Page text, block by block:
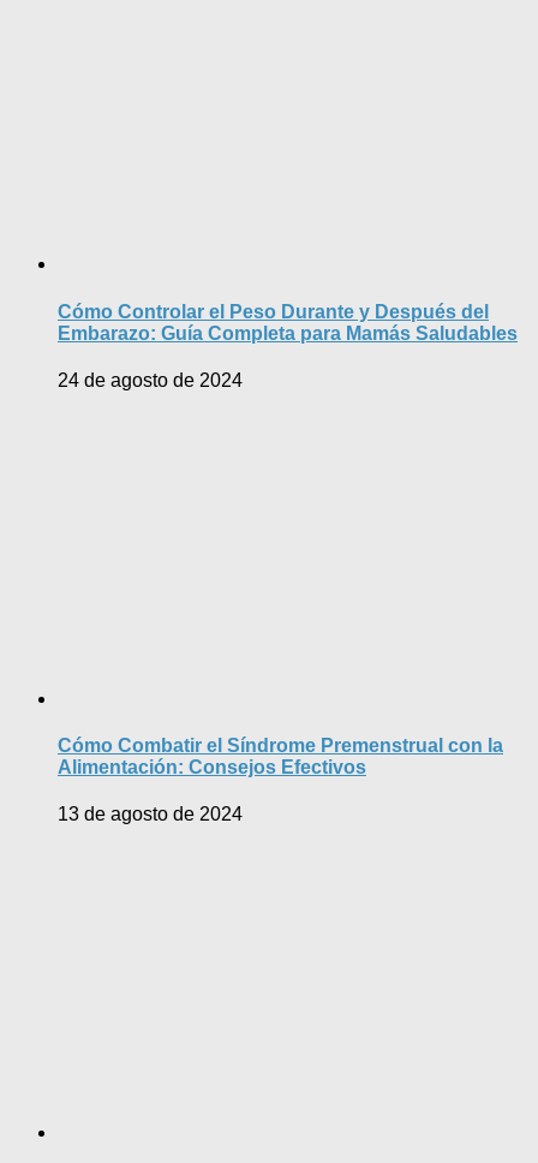
Cómo Controlar el Peso Durante y Después del
Embarazo: Guía Completa para Mamás Saludables
24 de agosto de 2024
Cómo Combatir el Síndrome Premenstrual con la
Alimentación: Consejos Efectivos
13 de agosto de 2024